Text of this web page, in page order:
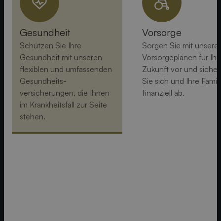
Gesundheit
Schützen Sie Ihre
Gesundheit mit unseren
flexiblen und umfassenden
Gesundheits­
versicherungen, die Ihnen
im Krankheitsfall zur Seite
stehen.
Vorsorge
Sorgen Sie mit
Vorsorgeplänen für
Zukunft vor und
Sie sich und Ihre
finanziell ab.